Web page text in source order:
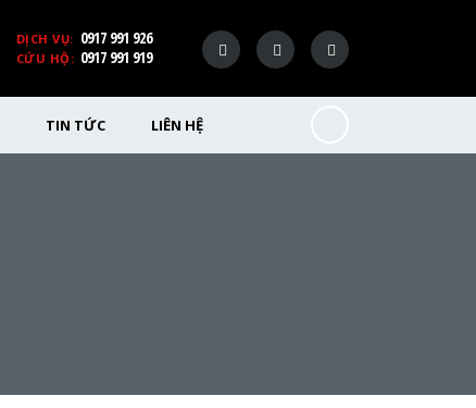
DỊCH VỤ: 0917 991 926
CỨU HỘ: 0917 991 919
TIN TỨC LIÊN HỆ